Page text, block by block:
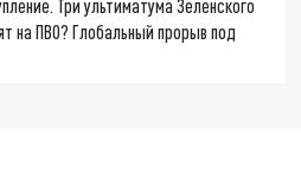
Три ультиматума Зеленского
на ПВО? Глобальный прорыв под